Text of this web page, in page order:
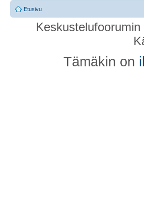
Etusivu
Tämäkin on